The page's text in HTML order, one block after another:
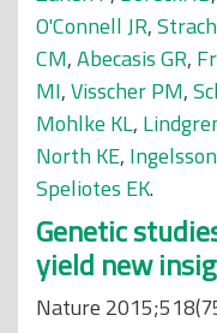
O'Connell JR,
CM,Abecasis GR,
MI,Visscher PM,
Mohlke KL,
North KE,
Speliotes EK.
Genetic
yield new
Nature